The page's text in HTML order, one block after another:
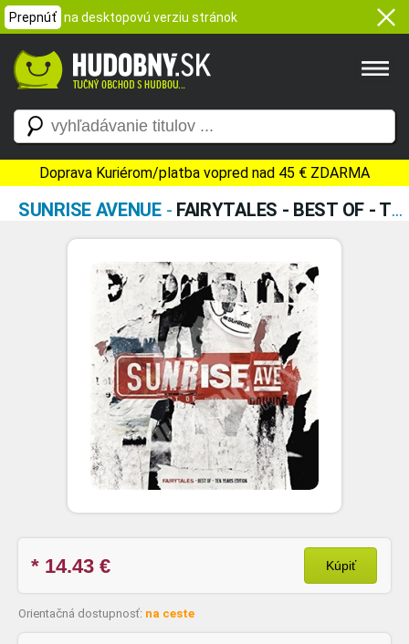
Prepnúť na desktopovú verziu stránok
Doprava Kuriérom/platba vopred nad 45 € ZDARMA
SUNRISE AVENUE- FAIRYTALES - BEST OF - TEN YEARS EDITION
* 14.43 € Kúpiť
Orientačná dostupnosť: na ceste